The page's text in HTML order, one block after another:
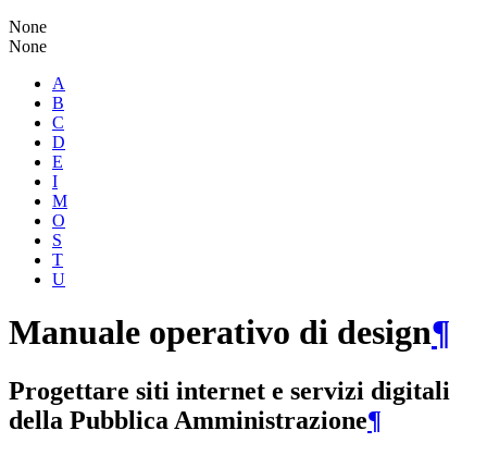
None
None
A
B
C
D
E
I
M
O
S
T
U
Manuale operativo di design¶
Progettare siti internet e servizi digitali
della Pubblica Amministrazione¶